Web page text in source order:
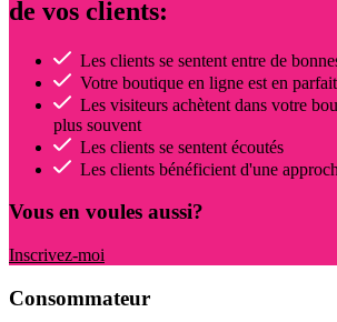
de vos clients:
Les clients se sentent entre de
Votre boutique en ligne est en
Les visiteurs achètent dans votre
plus souvent
Les clients se sentent écoutés
Les clients bénéficient d'une
Vous en voules aussi?
Inscrivez-moi
Consommateur